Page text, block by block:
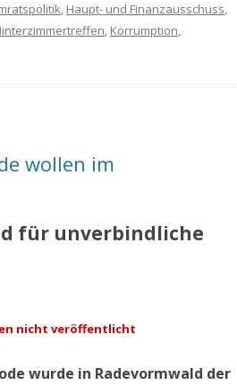
, Haupt- und Finanzausschuss,
, Korrumption,
wollen im
für unverbindliche
nicht veröffentlicht
wurde in Radevormwald der